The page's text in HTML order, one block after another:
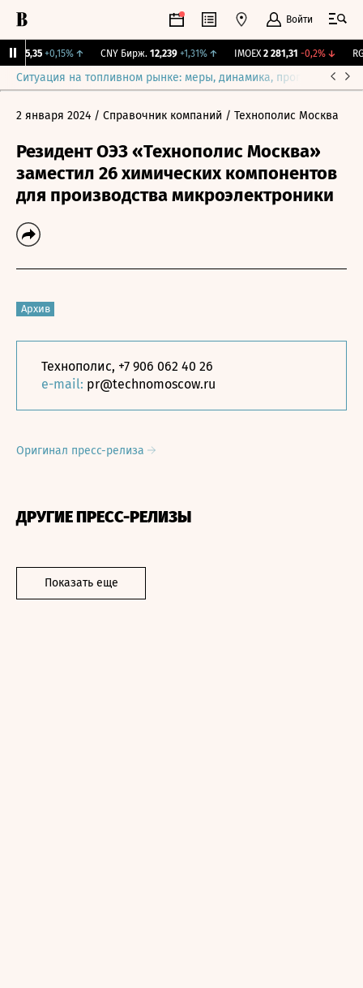
Войти
115,35 +0,15%↑ CNY Бирж. 12,239 +1,31% ↑ IMOEX 2 281,31 -0,2%↓
Ситуация на топливном рынке: меры, динамика, прогнозы
2 января 2024 / Справочник компаний / Технополис Москва
Резидент ОЭЗ «Технополис Москва»
заместил 26 химических компонентов
для производства микроэлектроники
Архив
Технополис, +7 906 062 40 26
e-mail: pr@technomoscow.ru
Оригинал пресс-релиза
ДРУГИЕ ПРЕСС-РЕЛИЗЫ
Показать еще